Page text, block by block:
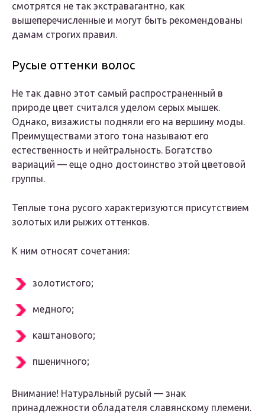
смотрятся не так экстравагантно, как
вышеперечисленные и могут быть рекомендованы
дамам строгих правил.
Русые оттенки волос
Не так давно этот самый распространенный в
природе цвет считался уделом серых мышек.
Однако, визажисты подняли его на вершину моды.
Преимуществами этого тона называют его
естественность и нейтральность. Богатство
вариаций — еще одно достоинство этой цветовой
группы.
Теплые тона русого характеризуются присутствием
золотых или рыжих оттенков.
К ним относят сочетания:
золотистого;
медного;
каштанового;
пшеничного;
Внимание! Натуральный русый — знак
принадлежности обладателя славянскому племени.